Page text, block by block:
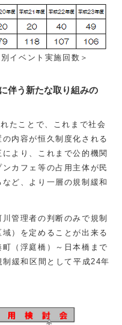
イベント実施回数＞
伴う新たな取り組みの
たことで、これまで社会
内容が恒久制度化される
より、これまで公的機関
カフェ等の占用主体が民
ど、より一層の規制緩和
管理者の判断のみで規制
）を定めることが出来る
（浮庭橋）～日本橋まで
緩和区間として平成24年